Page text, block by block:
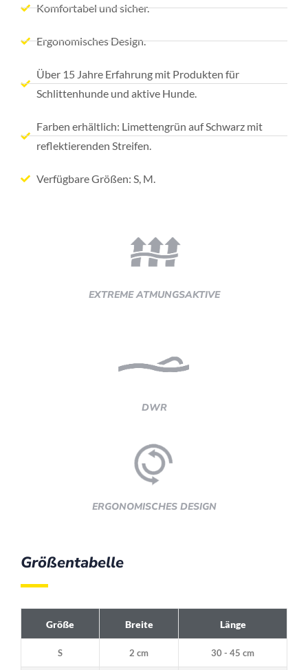
Komfortabel und sicher.
Ergonomisches Design.
Über 15 Jahre Erfahrung mit Produkten für
Schlittenhunde und aktive Hunde.
Farben erhältlich: Limettengrün auf Schwarz mit
reflektierenden Streifen.
Verfügbare Größen: S, M.
EXTREME ATMUNGSAKTIVE
DWR
ERGONOMISCHES DESIGN
Größentabelle
Größe Breite Länge
S 2 cm 30 - 45 cm